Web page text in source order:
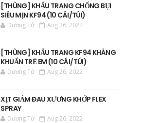
[THÙNG] KHẨU TRANG CHỐNG BỤI
SIÊU MỊN KF94 (10 CÁI/TÚI)
Dương Tử Aug 26, 2022
[THÙNG] KHẨU TRANG KF94 KHÁNG
KHUẨN TRẺ EM (10 CÁI/TÚI)
Dương Tử Aug 26, 2022
XỊT GIẢM ĐAU XƯƠNG KHỚP FLEX
SPRAY
Dương Tử Aug 26, 2022